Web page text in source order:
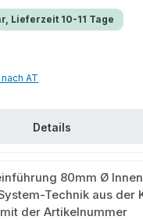
Installationsbereiche an.
machen dieses Produkt zu
und schnelle MontageHohe
Chemikalien, Sole oder
und wasserdicht bis 1
finden Sie auch passende
Lieferzeit 10-11 Tage
AT
Details